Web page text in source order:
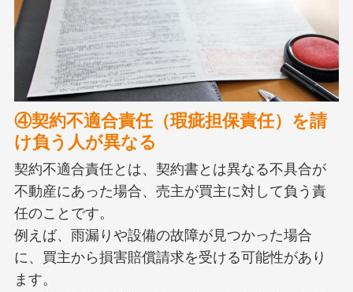
④契約不適合責任（瑕疵担保責任）を請
け負う人が異なる
契約不適合責任とは、契約書とは異なる不具合が
不動産にあった場合、売主が買主に対して負う責
任のことです。
例えば、雨漏りや設備の故障が見つかった場合
に、買主から損害賠償請求を受ける可能性があり
ます。